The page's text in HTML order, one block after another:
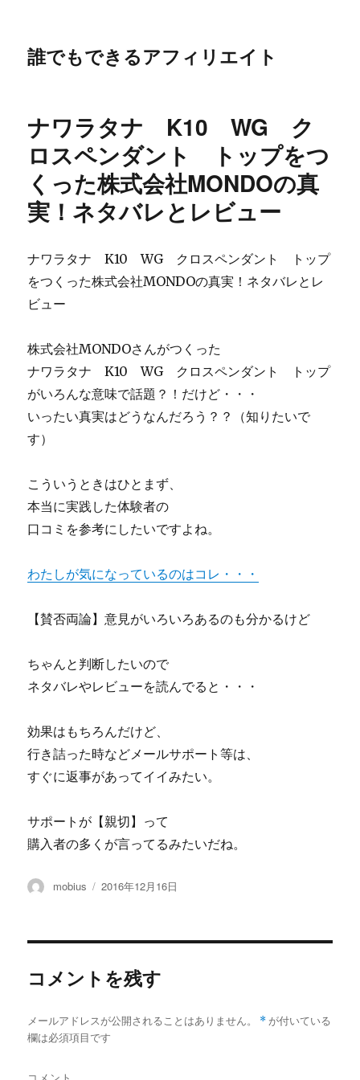
誰でもできるアフィリエイト
ナワラタナ K10 WG ク
ロスペンダント トップをつ
くった株式会社MONDOの真
実！ネタバレとレビュー
ナワラタナ K10 WG クロスペンダント トップ
をつくった株式会社MONDOの真実！ネタバレとレ
ビュー
株式会社MONDOさんがつくった
ナワラタナ K10 WG クロスペンダント トップ
がいろんな意味で話題？！だけど・・・
いったい真実はどうなんだろう？？（知りたいで
す）
こういうときはひとまず、
本当に実践した体験者の
口コミを参考にしたいですよね。
わたしが気になっているのはコレ・・・
【賛否両論】意見がいろいろあるのも分かるけど
ちゃんと判断したいので
ネタバレやレビューを読んでると・・・
効果はもちろんだけど、
行き詰った時などメールサポート等は、
すぐに返事があってイイみたい。
サポートが【親切】って
購入者の多くが言ってるみたいだね。
投
mobius
投
2016年12月16日
コメントを残す
メールアドレスが公開されることはありません。 * が付いている
欄は必須項目です